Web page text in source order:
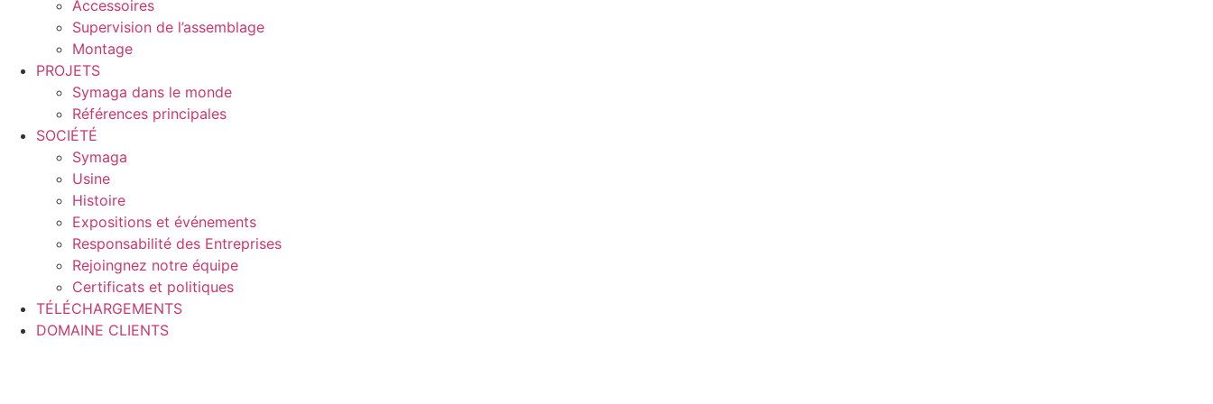
Accessoires
Supervision de l’assemblage
Montage
PROJETS
Symaga dans le monde
Références principales
SOCIÉTÉ
Symaga
Usine
Histoire
Expositions et événements
Responsabilité des Entreprises
Rejoingnez notre équipe
Certificats et politiques
TÉLÉCHARGEMENTS
DOMAINE CLIENTS